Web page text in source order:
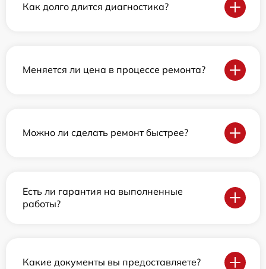
Как долго длится диагностика?
Меняется ли цена в процессе ремонта?
Можно ли сделать ремонт быстрее?
Есть ли гарантия на выполненные
работы?
Какие документы вы предоставляете?